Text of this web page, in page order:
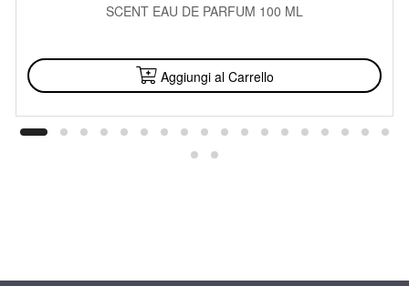
SCENT EAU DE PARFUM 100 ML
Aggiungi al Carrello